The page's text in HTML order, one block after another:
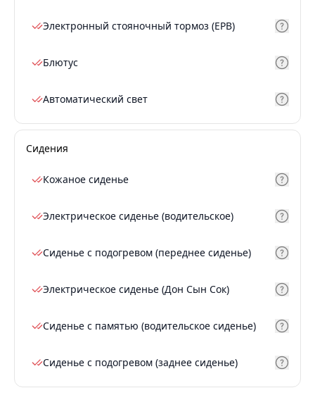
Электронный стояночный тормоз (EPB)
Блютус
Автоматический свет
Сидения
Кожаное сиденье
Электрическое сиденье (водительское)
Сиденье с подогревом (переднее сиденье)
Электрическое сиденье (Дон Сын Сок)
Сиденье с памятью (водительское сиденье)
Сиденье с подогревом (заднее сиденье)